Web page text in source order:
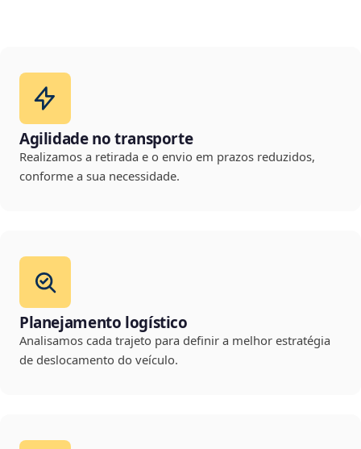
Agilidade no transporte
Realizamos a retirada e o envio em prazos reduzidos,
conforme a sua necessidade.
Planejamento logístico
Analisamos cada trajeto para definir a melhor estratégia
de deslocamento do veículo.